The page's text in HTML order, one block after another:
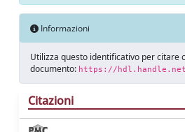
Informazioni
Utilizza questo identificativo per citare
documento: https://hdl.handle.net/
Citazioni